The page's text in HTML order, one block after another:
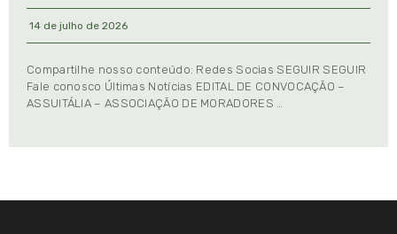
14 de julho de 2026
Compartilhe nosso conteúdo: Redes Socias SEGUIR SEGUIR
Fale conosco Últimas Notícias EDITAL DE CONVOCAÇÃO –
ASSUITÁLIA – ASSOCIAÇÃO DE MORADORES …